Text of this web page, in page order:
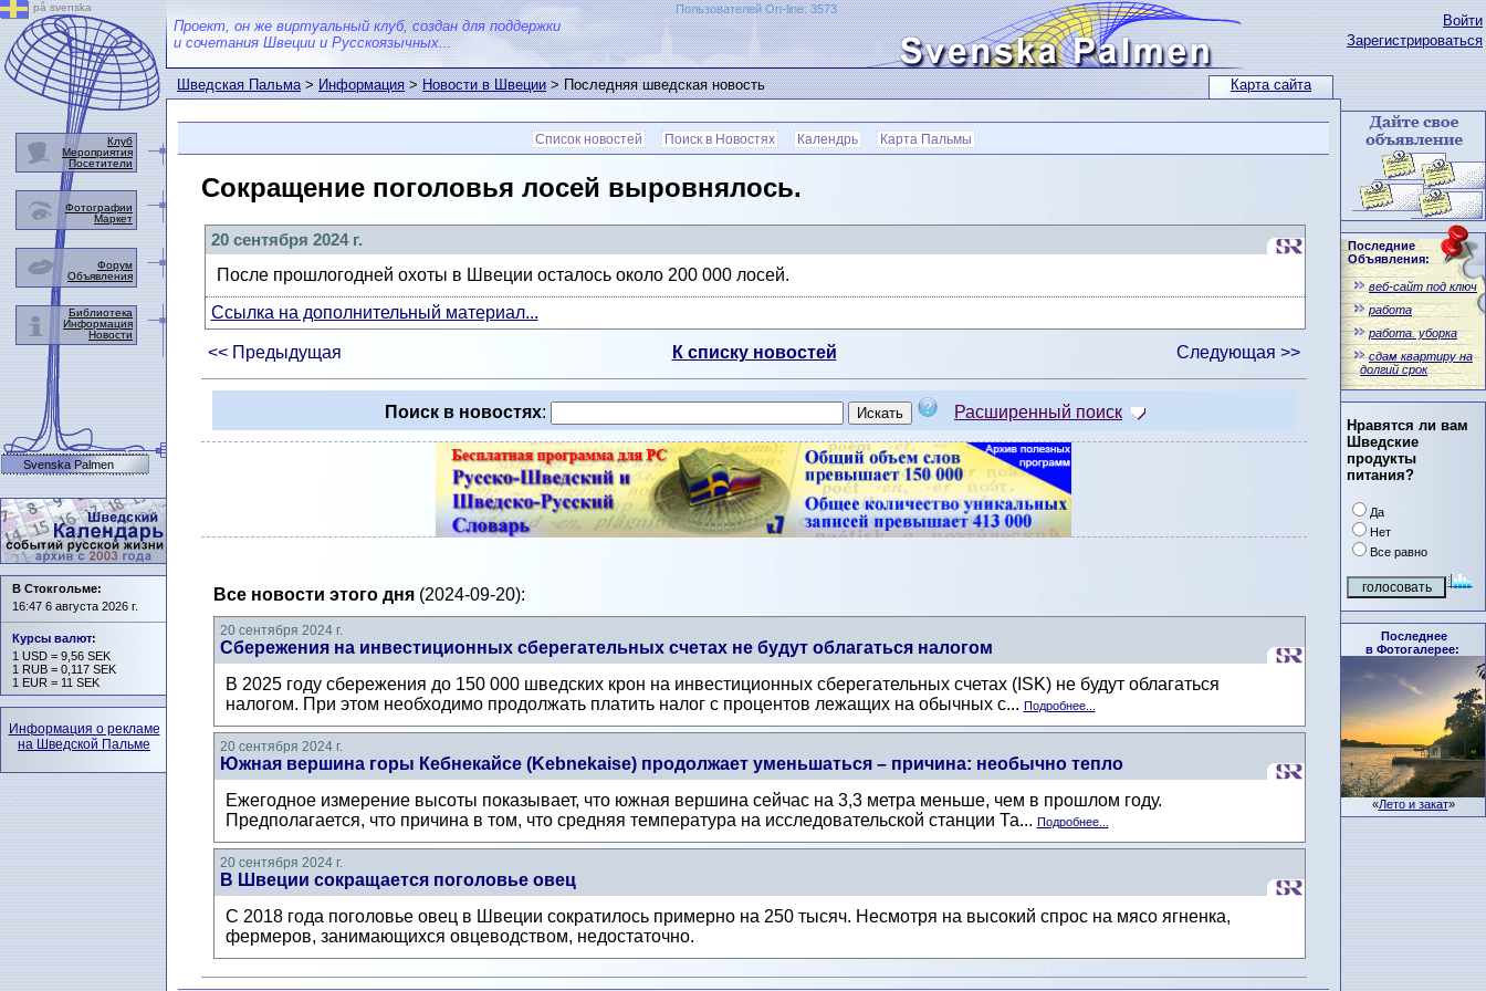
Карта сайта
Войти
Зарегистрироваться
Последние
Объявления:
веб-сайт под ключ
работа
работа. уборка
сдам квартиру на
долгий срок
Нравятся ли вам
Шведские
продукты
питания?
Да
Нет
Все равно
Последнее
в Фотогалерее:
«Лето и закат»
Проект, он же виртуальный клуб, создан для поддержки
и сочетания Швеции и Русскоязычных...
Пользователей On-line: 3573
Шведская Пальма>Информация>Новости в Швеции> Последняя шведская новость
Список новостей Поиск в Новостях Календрь Карта Пальмы
Сокращение поголовья лосей выровнялось.
20 сентября 2024 г.
После прошлогодней охоты в Швеции осталось около 200 000 лосей.
Ссылка на дополнительный материал...
<< Предыдущая К списку новостей Следующая >>
Поиск в новостях: Расширенный поиск
Все новости этого дня(2024-09-20):
20 сентября 2024 г.
Сбережения на инвестиционных сберегательных счетах не будут облагаться налогом
В 2025 году сбережения до 150 000 шведских крон на инвестиционных сберегательных счетах (ISK) не будут облагаться
налогом. При этом необходимо продолжать платить налог с процентов лежащих на обычных с... Подробнее...
20 сентября 2024 г.
Южная вершина горы Кебнекайсе (Kebnekaise) продолжает уменьшаться – причина: необычно тепло
Ежегодное измерение высоты показывает, что южная вершина сейчас на 3,3 метра меньше, чем в прошлом году.
Предполагается, что причина в том, что средняя температура на исследовательской станции Та... Подробнее...
20 сентября 2024 г.
В Швеции сокращается поголовье овец
С 2018 года поголовье овец в Швеции сократилось примерно на 250 тысяч. Несмотря на высокий спрос на мясо ягненка,
фермеров, занимающихся овцеводством, недостаточно.
på svenska
Клуб
Мероприятия
Посетители
Фотографии
Маркет
Форум
Объявления
Библиотека
Информация
Новости
Svenska Palmen
В Стокгольме:
16:47 6 августа 2026 г.
Курсы валют:
1 USD = 9,56 SEK
1 RUB = 0,117 SEK
1 EUR = 11 SEK
Информация о рекламе
на Шведской Пальме